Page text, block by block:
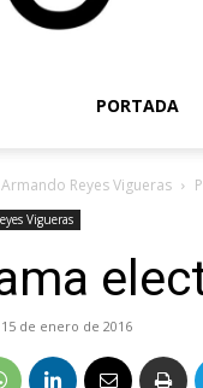
PORTADA
Armando Reyes Vigueras
Vigueras
15 de enero de 2016